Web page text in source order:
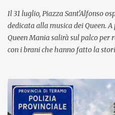
Il 31 luglio, Piazza Sant'Alfonso
dedicata alla musica dei Queen.
Queen Mania salirà sul palco per
con i brani che hanno fatto la
con grande successo la passione
spettacolo si inserisce
Sant'Alfonso, il santo patrono